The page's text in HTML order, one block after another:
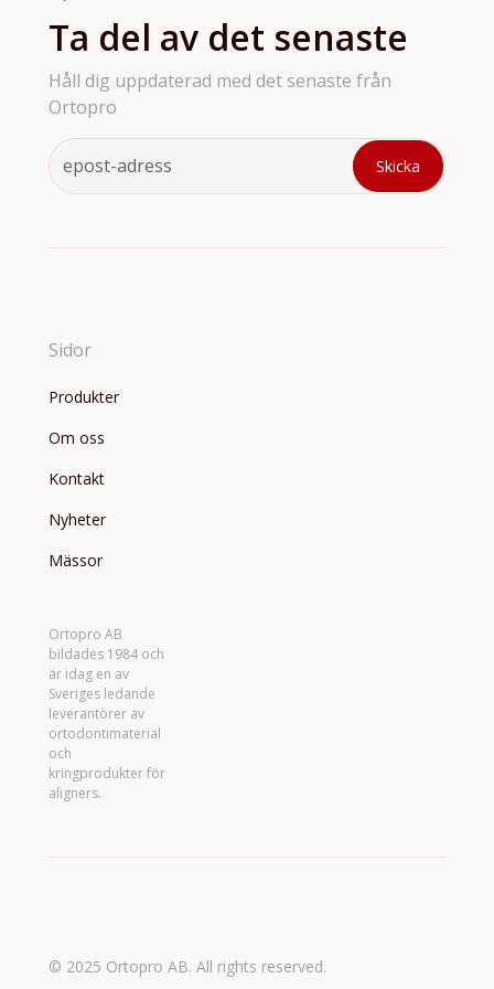
Ta del av det senaste
Håll dig uppdaterad med det senaste från
Ortopro
Sidor
Produkter
Om oss
Kontakt
Nyheter
Mässor
Ortopro AB
bildades 1984 och
är idag en av
Sveriges ledande
leverantörer av
ortodontimaterial
och
kringprodukter för
aligners.
© 2025 Ortopro AB. All rights reserved.